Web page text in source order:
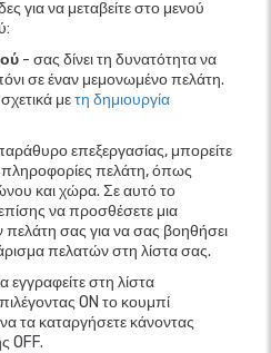
για να μεταβείτε στο μενού
- σας δίνει τη δυνατότητα να
σε έναν μεμονωμένο πελάτη.
μετη δημιουργία
επεξεργασίας, μπορείτε
πληροφορίες πελάτη, όπως
και χώρα. Σε αυτό το
να προσθέσετε μια
πελάτη σας για να σας βοηθήσει
πελατών στη λίστα σας.
εγγραφείτε στη λίστα
ON το κουμπί
τα καταργήσετε κάνοντας
OFF.